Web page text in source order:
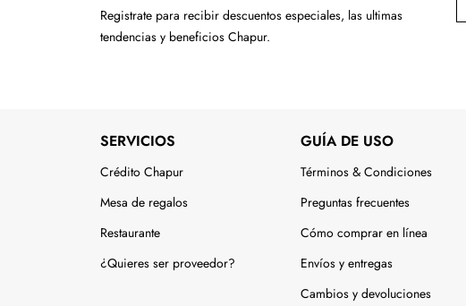
Registrate para recibir descuentos especiales, las ultimas
tendencias y beneficios Chapur.
SERVICIOS
Crédito Chapur
Mesa de regalos
Restaurante
¿Quieres ser proveedor?
GUÍA DE USO
Términos & Condiciones
Preguntas frecuentes
Cómo comprar en línea
Envíos y entregas
Cambios y devoluciones